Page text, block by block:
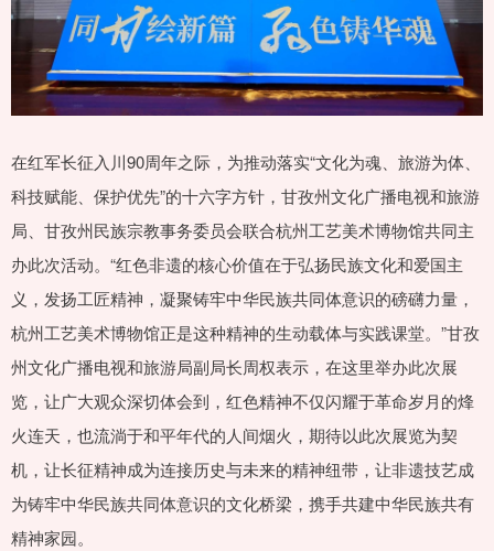
在红军长征入川90周年之际，为推动落实“文化为魂、旅游为体、
科技赋能、保护优先”的十六字方针，甘孜州文化广播电视和旅游
局、甘孜州民族宗教事务委员会联合杭州工艺美术博物馆共同主
办此次活动。“红色非遗的核心价值在于弘扬民族文化和爱国主
义，发扬工匠精神，凝聚铸牢中华民族共同体意识的磅礴力量，
杭州工艺美术博物馆正是这种精神的生动载体与实践课堂。”甘孜
州文化广播电视和旅游局副局长周权表示，在这里举办此次展
览，让广大观众深切体会到，红色精神不仅闪耀于革命岁月的烽
火连天，也流淌于和平年代的人间烟火，期待以此次展览为契
机，让长征精神成为连接历史与未来的精神纽带，让非遗技艺成
为铸牢中华民族共同体意识的文化桥梁，携手共建中华民族共有
精神家园。